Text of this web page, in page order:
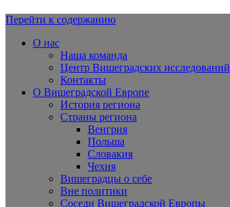
Вишеградская Европа
Перейти к содержанию
О нас
Наша команда
Центр Вишеградских исследований
Контакты
О Вишеградской Европе
История региона
Страны региона
Венгрия
Польша
Словакия
Чехия
Вишеградцы о себе
Вне политики
Соседи Вишеградской Европы